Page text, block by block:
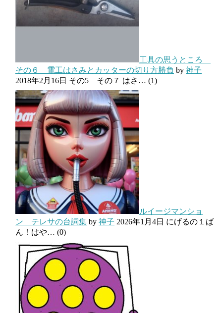
工具の思うところ
その６ 電工はさみとカッターの切り方勝負 by 神子
2018年2月16日 その5 その７ はさ… (1)
ルイージマンショ
ン テレサの台詞集 by 神子 2026年1月4日 にげるの１ば
ん！はや… (0)